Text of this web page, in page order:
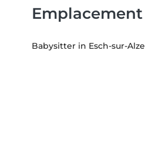
Emplacement
Babysitter in Esch-sur-